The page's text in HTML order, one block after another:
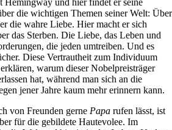
die wichtigen Themen seiner Welt: Über
die wahre Liebe. Hier macht er sich
das Sterben. Die Liebe, das Leben und
die jeden umtreiben. Und es
Diese Vertrautheit zum Individuum
warum dieser Nobelpreisträger
hat, während man sich an die
jener Jahre kaum mehr erinnern kann.
von Freunden gerne Papa rufen lässt, ist
für die gebildete Hautevolee. Im